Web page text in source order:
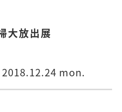
大放出展
mon.